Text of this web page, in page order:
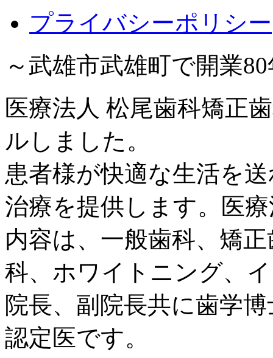
プライバシーポリシー
～武雄市武雄町で開業
医療法人 松尾歯科矯正
ルしました。
患者様が快適な生活を
治療を提供します。医
内容は、一般歯科、矯
科、ホワイトニング、
院長、副院長共に歯学
認定医です。